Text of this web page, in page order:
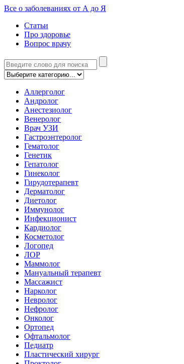
Все о заболеваниях от А до Я
Статьи
Про здоровье
Вопрос врачу
Аллерголог
Андролог
Анестезиолог
Венеролог
Врач УЗИ
Гастроэнтеролог
Гематолог
Генетик
Гепатолог
Гинеколог
Гирудотерапевт
Дерматолог
Диетолог
Иммунолог
Инфекционист
Кардиолог
Косметолог
Логопед
ЛОР
Маммолог
Мануальный терапевт
Массажист
Нарколог
Невролог
Нефролог
Онколог
Ортопед
Офтальмолог
Педиатр
Пластический хирург